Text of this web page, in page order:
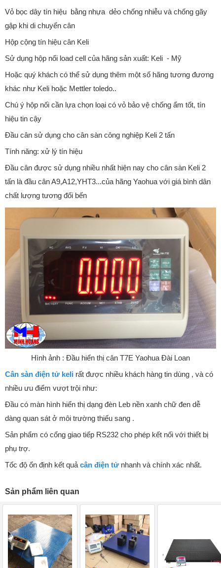
Vỏ bọc dây tín hiệu bằng nhựa dẻo chống nhiễu và chống gãy
gập khi di chuyển cân
Hộp cộng tín hiệu cân Keli
Sử dụng hộp nối load cell của hãng sản xuất: Keli - Mỹ
Hoặc quý khách có thể sử dụng thêm một số hãng tương đương
khác như Keli hoặc Mettler toledo..
Chú ý hộp nối cần lựa chọn loại có vỏ bảo vệ chống ẩm tốt, tín
hiệu tin cậy
Đầu cân sử dụng cho cân sàn công nghiệp Keli 2 tấn
Tính năng: xử lý tín hiệu
Đầu cân được sử dụng nhiều nhất hiện nay cho cân sàn Keli 2
tấn là đầu cân A9,A12,YHT3...của hãng Yaohua với giá bình dân
chất lượng tương đối bến
Hình ảnh : Đầu hiển thị cân T7E Yaohua Đài Loan
Cân sàn điện tử keli rất được nhiều khách hàng tin dùng , và có
nhiều ưu điểm vượt trội như:
Đầu có màn hình hiển thị dạng đèn Leb nền xanh chữ đen dễ
dàng quan sát ở môi trường thiếu sang .
Sản phẩm có cổng giao tiếp RS232 cho phép kết nối với thiết bị
phụ trợ.
Tốc độ ổn định kết quả cân điện tử nhanh và chính xác nhất.
Sản phẩm liên quan